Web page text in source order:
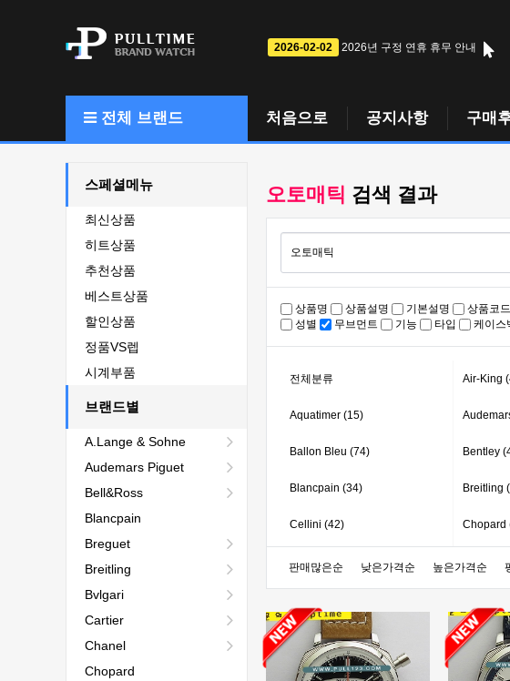
2026-02-02 2026년 구정 연휴 휴무 안내
전체 브랜드 처음으로 공지사항 구매
스페셜메뉴
최신상품
히트상품
추천상품
베스트상품
할인상품
정품VS렙
시계부품
브랜드별
A.Lange & Sohne
Audemars Piguet
Bell&Ross
Blancpain
Breguet
Breitling
Bvlgari
Cartier
Chanel
Chopard
오토매틱 검색 결과
상품명 상품설명 기본설명
상품코드
성별
무브먼트 기능 타입 케이스
전체분류 Air-King
Aquatimer (15)
Ballon Bleu (74) Bentley
Blancpain (34) Breitling
Cellini (42) Chopard
CLÉ (6) Code
DeVille (48) Drive (3)
Ferrari (5) Franck
판매많은순 낮은가격순 높은가격순